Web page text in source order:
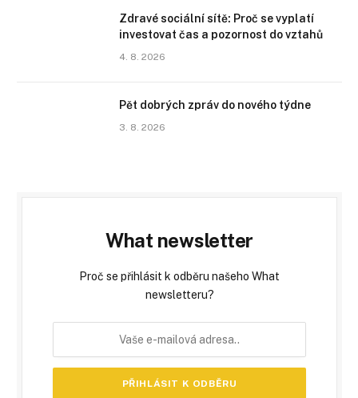
Zdravé sociální sítě: Proč se vyplatí
investovat čas a pozornost do vztahů
4. 8. 2026
Pět dobrých zpráv do nového týdne
3. 8. 2026
What newsletter
Proč se přihlásit k odběru našeho What
newsletteru?